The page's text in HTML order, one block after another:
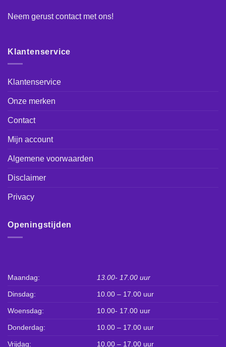
Neem gerustcontactmet ons!
Klantenservice
Klantenservice
Onze merken
Contact
Mijn account
Algemene voorwaarden
Disclaimer
Privacy
Openingstijden
Maandag: 13.00- 17.00 uur
Dinsdag: 10.00 – 17.00 uur
Woensdag: 10.00- 17.00 uur
Donderdag: 10.00 – 17.00 uur
Vrijdag: 10.00 – 17.00 uur